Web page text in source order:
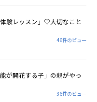
験レッスン」♡大切なこと
46件のビュー
が開花する子」の親がやっ
36件のビュー